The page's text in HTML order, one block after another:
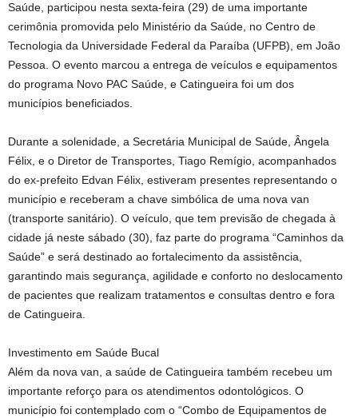
Saúde, participou nesta sexta-feira (29) de uma importante
cerimônia promovida pelo Ministério da Saúde, no Centro de
Tecnologia da Universidade Federal da Paraíba (UFPB), em João
Pessoa. O evento marcou a entrega de veículos e equipamentos
do programa Novo PAC Saúde, e Catingueira foi um dos
municípios beneficiados.
Durante a solenidade, a Secretária Municipal de Saúde, Ângela
Félix, e o Diretor de Transportes, Tiago Remígio, acompanhados
do ex-prefeito Edvan Félix, estiveram presentes representando o
município e receberam a chave simbólica de uma nova van
(transporte sanitário). O veículo, que tem previsão de chegada à
cidade já neste sábado (30), faz parte do programa “Caminhos da
Saúde” e será destinado ao fortalecimento da assistência,
garantindo mais segurança, agilidade e conforto no deslocamento
de pacientes que realizam tratamentos e consultas dentro e fora
de Catingueira.
Investimento em Saúde Bucal
Além da nova van, a saúde de Catingueira também recebeu um
importante reforço para os atendimentos odontológicos. O
município foi contemplado com o “Combo de Equipamentos de